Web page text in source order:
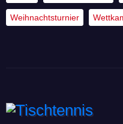
Weihnachtsturnier